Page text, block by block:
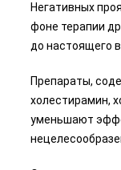
Негативных
фоне терапии
до настоящего
Препараты,
холестирамин,
уменьшают